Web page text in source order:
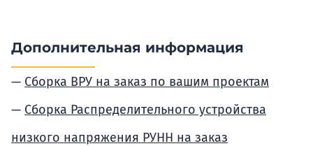
Дополнительная информация
Сборка ВРУ на заказ по вашим проектам
Сборка Распределительного устройства
низкого напряжения РУНН на заказ